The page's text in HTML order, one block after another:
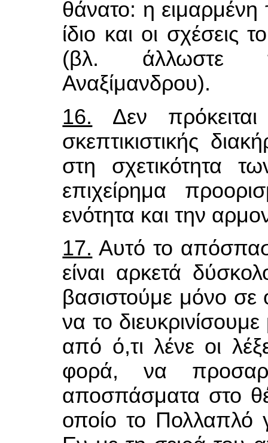
θάνατο: η ειμαρμένη
ίδιο και οι σχέσεις
(βλ. άλλωστε
Αναξίμανδρου).
16. Δεν
σκεπτικιστικής
στη σχετικότητα
επιχείρημα
ενότητα και την
17. Αυτό το
είναι αρκετά
βασιστούμε μόνο σε
να το
από ό,τι λένε οι
φορά, να
αποσπάσματα στο
οποίο το Πολλαπλό